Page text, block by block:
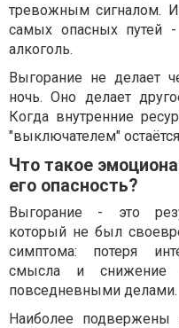
тревожным сигналом.
самых опасных путей
алкоголь.
Выгорание не делает
ночь. Оно делает
Когда внутренние
"выключателем"
Что такое
его опасность?
Выгорание - это
который не был
симптома: потеря
смысла и снижение
повседневными делами.
Наиболее